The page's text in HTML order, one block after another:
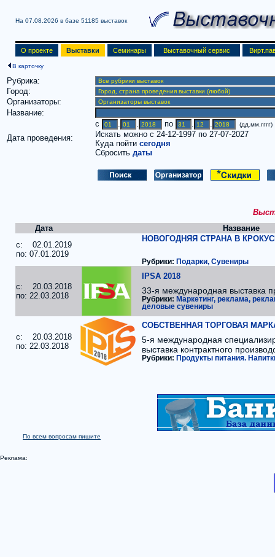
На 07.08.2026 в базе 51185 выставок
О проекте Выставки Семинары Выставочный сервис
В карточку
Рубрика:
Город:
Организаторы:
Название:
Дата проведения:
c . . по . . (дд.мм.гггг)
Искать можно с 24-12-1997 по 27-07-2027
Куда пойти сегодня
Сбросить даты
Дата
Название
c: 02.01.2019
по: 07.01.2019
НОВОГОДНЯЯ СТРАНА В
Рубрики: Подарки, Сувениры
c: 20.03.2018
по: 22.03.2018
IPSA 2018
33-я международная выставка
Рубрики: Маркетинг, реклама,
деловые сувениры
c: 20.03.2018
по: 22.03.2018
СОБСТВЕННАЯ ТОРГОВАЯ МАРКА
5-я международная
выставка контрактного
Рубрики: Продукты питания.
По всем вопросам пишите
Реклама: